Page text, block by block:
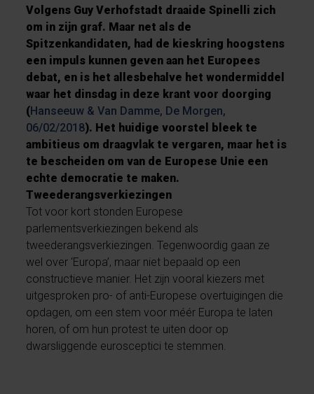
Volgens Guy Verhofstadt draaide Spinelli zich
om in zijn graf. Maar net als de
Spitzenkandidaten, had de kieskring hoogstens
een impuls kunnen geven aan het Europees
debat, en is het allesbehalve het wondermiddel
waar het dinsdag in deze krant voor doorging
(Hanseeuw & Van Damme, De Morgen,
06/02/2018). Het huidige voorstel bleek te
ambitieus om draagvlak te vergaren, maar het is
te bescheiden om van de Europese Unie een
echte democratie te maken.
Tweederangsverkiezingen
Tot voor kort stonden Europese
parlementsverkiezingen bekend als
tweederangsverkiezingen. Tegenwoordig gaan ze
wel over ‘Europa’, maar niet bepaald op een
constructieve manier. Het zijn vooral kiezers met
uitgesproken pro- of anti-Europese overtuigingen die
opdagen, om een stem voor méér Europa te laten
horen, of om hun protest te uiten door op
dwarsliggende eurosceptici te stemmen.